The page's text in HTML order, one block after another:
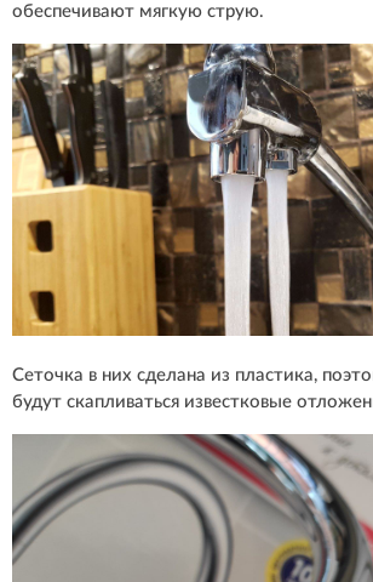
обеспечивают мягкую струю.
Сеточка в них сделана из пластика,
будут скапливаться известковые